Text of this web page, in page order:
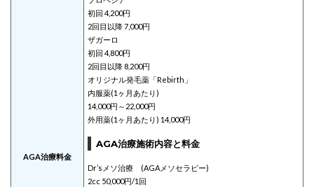
AGA治療料金
初回 4,200円
2回目以降 7,000円
ザガーロ
初回 4,800円
2回目以降 8,200円
オリジナル発毛薬「Rebirth」
内服薬(1ヶ月あたり)
14,000円～22,000円
外用薬(1ヶ月あたり) 14,000円
AGA治療施術内容と料金
Dr’sメソ治療 (AGAメソセラピー)
2cc 50,000円/1回